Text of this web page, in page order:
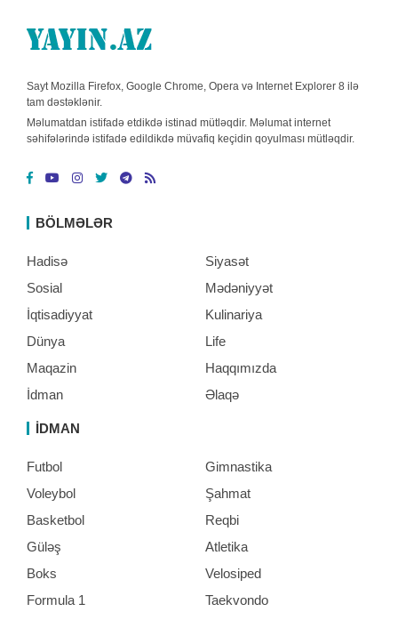
Sayt Mozilla Firefox, Google Chrome, Opera və Internet Explorer 8 ilə
tam dəstəklənir.
Məlumatdan istifadə etdikdə istinad mütləqdir. Məlumat internet
səhifələrində istifadə edildikdə müvafiq keçidin qoyulması mütləqdir.
BÖLMƏLƏR
Hadisə
Sosial
İqtisadiyyat
Dünya
Maqazin
İdman
Siyasət
Mədəniyyət
Kulinariya
Life
Haqqımızda
Əlaqə
İDMAN
Futbol
Voleybol
Basketbol
Güləş
Boks
Formula 1
Gimnastika
Şahmat
Reqbi
Atletika
Velosiped
Taekvondo